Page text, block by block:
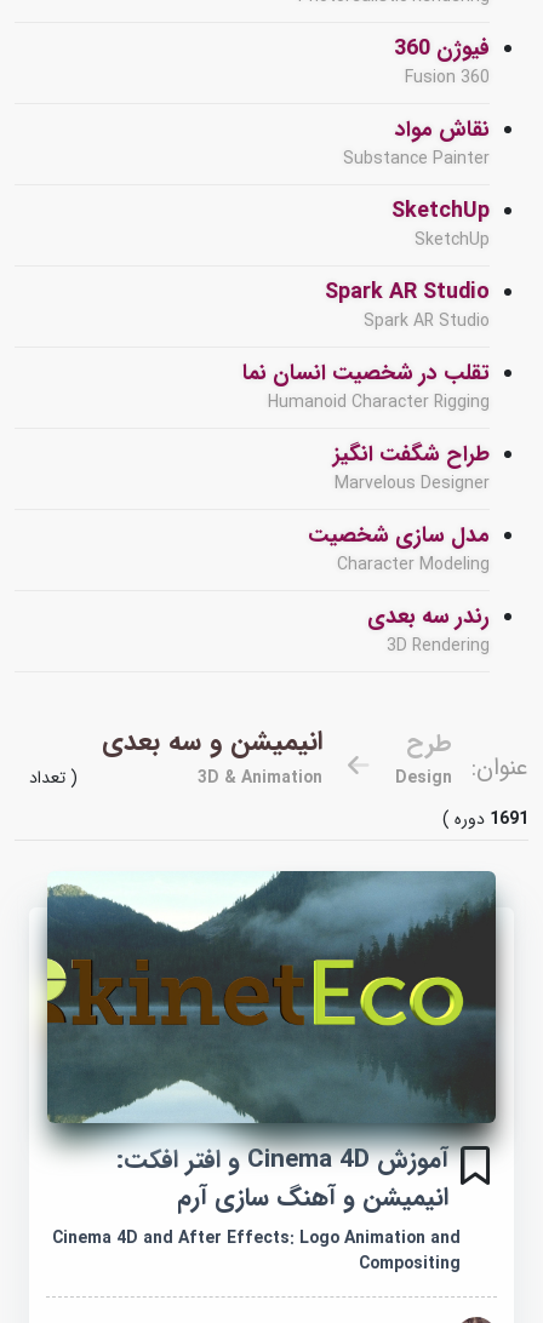
فیوژن 360
Fusion 360
نقاش مواد
Substance Painter
SketchUp
SketchUp
Spark AR Studio
Spark AR Studio
تقلب در شخصیت انسان نما
Humanoid Character Rigging
طراح شگفت انگیز
Marvelous Designer
مدل سازی شخصیت
Character Modeling
رندر سه بعدی
3D Rendering
عنوان:
طرح
Design
انیمیشن و سه بعدی
3D & Animation
( تعداد
1691 دوره )
آموزش Cinema 4D و افتر افکت:
انیمیشن و آهنگ سازی آرم
Cinema 4D and After Effects: Logo Animation and
Compositing